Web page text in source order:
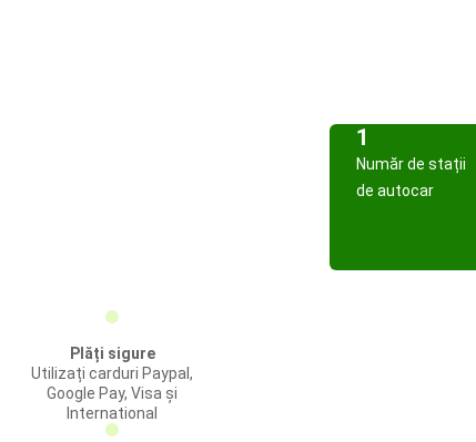
1
Număr de stații
de autocar
Plăți sigure
Utilizați carduri Paypal,
Google Pay, Visa și
International